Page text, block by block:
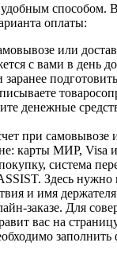
способом.
оплаты:
или
с вами в день
заранее
денежные
при самовывозе
карты МИР, Visa
система
Здесь нужно
и имя
заказе. Для
вас на